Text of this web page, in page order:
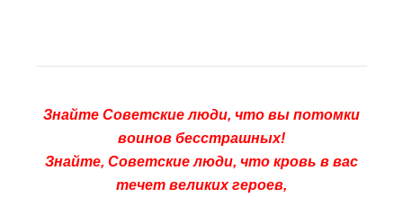
Знайте Советские люди, что вы потомки
воинов бесстрашных!
Знайте, Советские люди, что кровь в вас
течет великих героев,